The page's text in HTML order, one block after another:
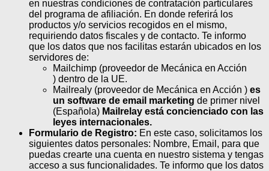
en nuestras condiciones de contratación particulares
del programa de afiliación. En donde referirá los
productos y/o servicios recogidos en el mismo,
requiriendo datos fiscales y de contacto. Te informo
que los datos que nos facilitas estarán ubicados en los
servidores de:
Mailchimp (proveedor de Mecánica en Acción
) dentro de la UE.
Mailrealy (proveedor de Mecánica en Acción ) es
un software de email marketing de primer nivel
(Española) Mailrelay está concienciado con las
leyes internacionales.
Formulario de Registro: En este caso, solicitamos los
siguientes datos personales: Nombre, Email, para que
puedas crearte una cuenta en nuestro sistema y tengas
acceso a sus funcionalidades. Te informo que los datos